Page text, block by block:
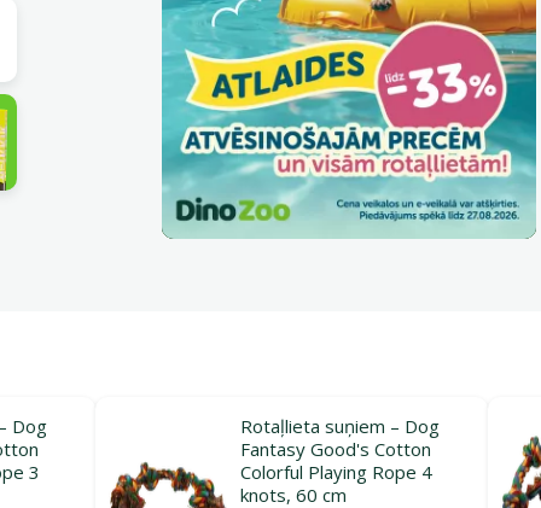
Dog
3
Rotaļlieta suņiem – Dog
Fantasy Good's Cotton
Colorful Playing Rope 4
knots, 60 cm